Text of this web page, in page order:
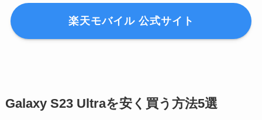
楽天モバイル 公式サイト
Galaxy S23 Ultraを安く買う方法5選